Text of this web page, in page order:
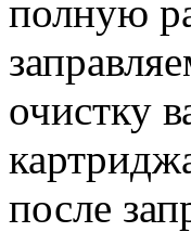
полную
очистку
после